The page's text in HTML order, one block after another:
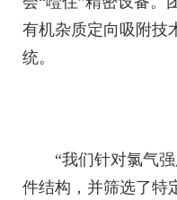
有机杂质定向吸附技
统。
“我们针对氯气
件结构，并筛选了特